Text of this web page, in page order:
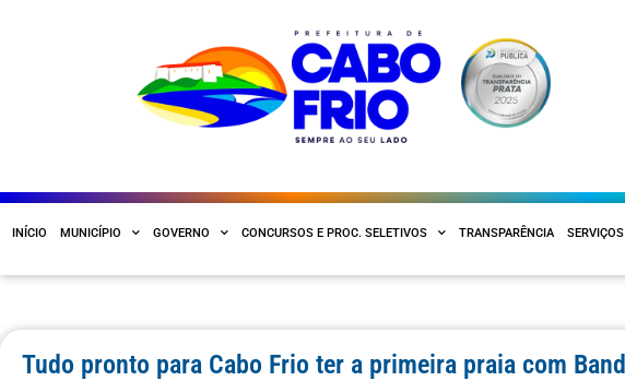
INÍCIO MUNICÍPIO GOVERNO CONCURSOS E PROC. SELETIVOS TRANSPARÊNCIA SERVIÇOS
Tudo pronto para Cabo Frio ter a primeira praia com